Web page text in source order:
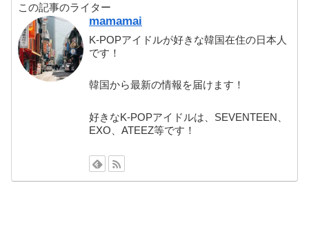
この記事のライター
mamamai
K-POPアイドルが好きな韓国在住の日本人
です！
韓国から最新の情報を届けます！
好きなK-POPアイドルは、SEVENTEEN、
EXO、ATEEZ等です！